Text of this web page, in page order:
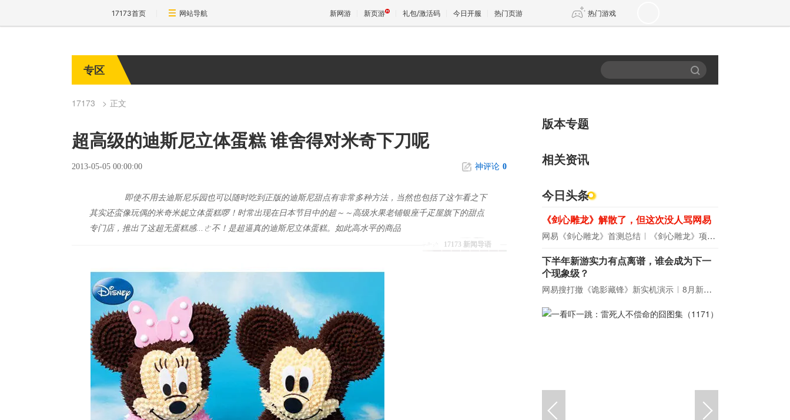
17173首页 网站导航 新网游 新页游 礼包/激活码 今日开服 热门页游 热门游戏
传奇4
专区
17173 正文
超高级的迪斯尼立体蛋糕 谁舍得对米奇下刀呢
2013-05-05 00:00:00 神评论 0
17173 新闻导语
即使不用去迪斯尼乐园也可以随时吃到正版的迪斯尼甜点有非常多种方法，当然也包括了这乍看之下
其实还蛮像玩偶的米奇米妮立体蛋糕啰！时常出现在日本节目中的超～～高级水果老铺银座千疋屋旗下的甜点
专门店，推出了这超无蛋糕感...ㄜ不！是超逼真的迪斯尼立体蛋糕。如此高水平的商品
版本专题
相关资讯
今日头条
《剑心雕龙》解散了，但这次没人骂网易
网易《剑心雕龙》首测总结 《剑心雕龙》项目宣布解散
下半年新游实力有点离谱，谁会成为下一
个现象级？
网易搜打撤《诡影藏锋》新实机演示 8月新游前瞻：《诡秘之主》领衔